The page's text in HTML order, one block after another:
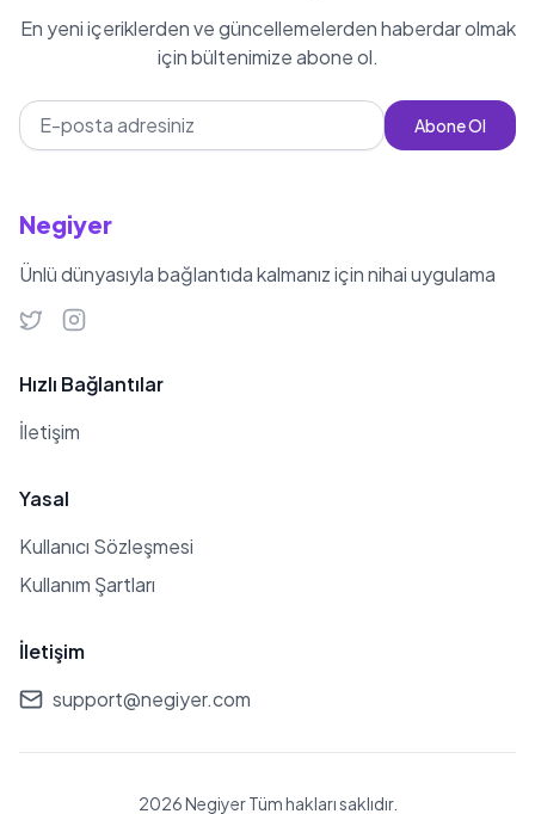
En yeni içeriklerden ve güncellemelerden haberdar olmak
için bültenimize abone ol.
Abone Ol
Negiyer
Ünlü dünyasıyla bağlantıda kalmanız için nihai uygulama
Hızlı Bağlantılar
İletişim
Yasal
Kullanıcı Sözleşmesi
Kullanım Şartları
İletişim
support@negiyer.com
2026 Negiyer Tüm hakları saklıdır.